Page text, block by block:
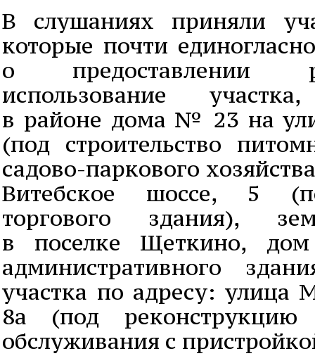
В слушаниях приняли
которые почти
о предоставлении
использование
в районе дома № 23 на
(под строительство
садово-паркового
Витебское шоссе, 5
торгового здания),
в поселке Щеткино, дом
административного
участка по адресу: улица
8а (под реконструкцию
обслуживания с